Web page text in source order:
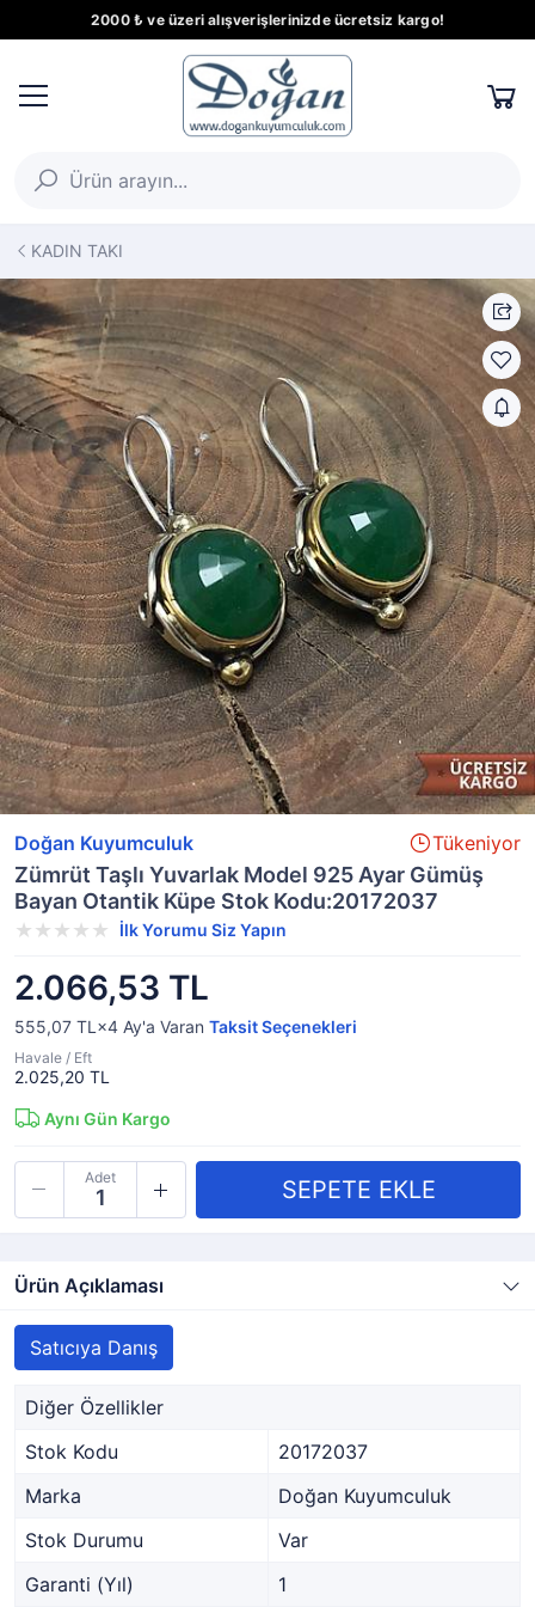
2000 ₺ ve üzeri alışverişlerinizde ücretsiz kargo!
KADIN TAKI
Doğan Kuyumculuk Tükeniyor
Zümrüt Taşlı Yuvarlak Model 925 Ayar Gümüş
Bayan Otantik Küpe Stok Kodu:20172037
İlk Yorumu Siz Yapın
2.066,53 TL
555,07 TL×4 Ay'a Varan Taksit Seçenekleri
Havale / Eft
2.025,20 TL
Aynı Gün Kargo
Adet
Ürün Açıklaması
Satıcıya Danış
Diğer Özellikler
Stok Kodu
20172037
Marka
Doğan Kuyumculuk
Stok Durumu
Var
Garanti (Yıl)
1